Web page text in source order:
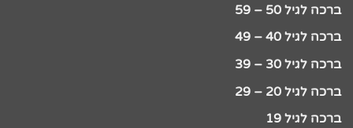
ברכה לגיל 50 – 59
ברכה לגיל 40 – 49
ברכה לגיל 30 – 39
ברכה לגיל 20 – 29
ברכה לגיל 19